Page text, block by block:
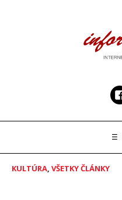
☰
KULTÚRA, VŠETKY ČLÁNKY